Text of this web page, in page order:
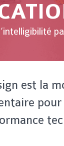
est la